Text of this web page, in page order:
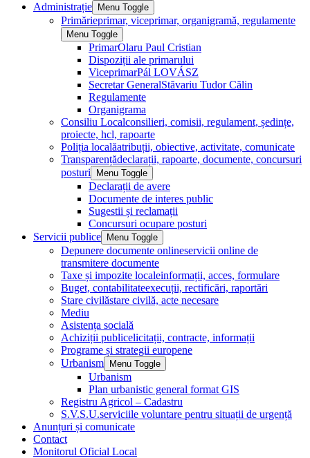
Administrație
Menu Toggle
Primărieprimar, viceprimar, organigramă, regulamente
Menu Toggle
PrimarOlaru Paul Cristian
Dispoziții ale primarului
ViceprimarPál LOVÁSZ
Secretar GeneralStăvariu Tudor Călin
Regulamente
Organigrama
Consiliu Localconsilieri, comisii, regulament, ședințe,
proiecte, hcl, rapoarte
Poliția localăatribuții, obiective, activitate, comunicate
Transparențădeclarații, rapoarte, documente, concursuri
posturi
Menu Toggle
Declarații de avere
Documente de interes public
Sugestii și reclamații
Concursuri ocupare posturi
Servicii publice
Menu Toggle
Depunere documente onlineservicii online de
transmitere documente
Taxe și impozite localeinformații, acces, formulare
Buget, contabilitateexecuții, rectificări, raportări
Stare civilăstare civilă, acte necesare
Mediu
Asistența socială
Achiziții publicelicitații, contracte, informații
Programe și strategii europene
Urbanism
Menu Toggle
Urbanism
Plan urbanistic general format GIS
Registru Agricol – Cadastru
S.V.S.U.serviciile voluntare pentru situații de urgență
Anunțuri și comunicate
Contact
Monitorul Oficial Local